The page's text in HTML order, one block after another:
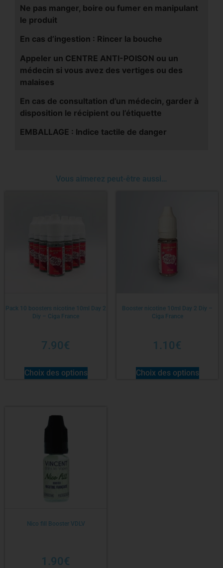
Ne pas manger, boire ou fumer en manipulant
le produit
En cas d’ingestion : Rincer la bouche
Appeler un CENTRE ANTI-POISON ou un
médecin si vous avez des vertiges ou des
malaises
En cas de consultation d’un médecin, garder à
disposition le récipient ou l’étiquette
EMBALLAGE : Indice tactile de danger
Vous aimerez peut-être aussi…
Pack 10 boosters nicotine 10ml Day 2
Diy – Ciga France
7.90€
Choix des options
Booster nicotine 10ml Day 2 Diy –
Ciga France
1.10€
Choix des options
Nico fill Booster VDLV
1.90€